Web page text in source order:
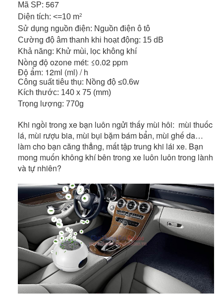
Mã SP: 567
Diện tích: <=10 m2
Sử dụng nguồn điện: Nguồn điện ô tô
Cường độ âm thanh khi hoạt động: 15 dB
Khả năng: Khử mùi, lọc không khí
Nồng độ ozone mét: ≤0.02 ppm
Độ ẩm: 12ml (ml) / h
Công suất tiêu thụ: Nồng độ ≤0.6w​
Kích thước: 140 x 75 (mm)
Trọng lượng: 770g
Khi ngồi trong xe bạn luôn ngửi thấy mùi hôi: mùi thuốc
lá, mùi rượu bia, mùi bụi bặm bám bẩn, mùi ghế da…
làm cho bạn căng thẳng, mất tập trung khi lái xe. Bạn
mong muốn không khí bên trong xe luôn luôn trong lành
và tự nhiên?